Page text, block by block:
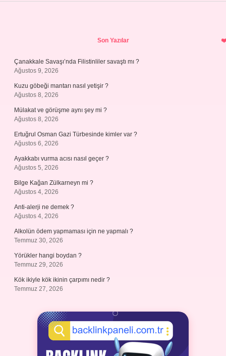
Son Yazılar
Çanakkale Savaşı’nda Filistinliler savaştı mı ?
Ağustos 9, 2026
Kuzu göbeği mantarı nasıl yetişir ?
Ağustos 8, 2026
Mülakat ve görüşme aynı şey mi ?
Ağustos 8, 2026
Ertuğrul Osman Gazi Türbesinde kimler var ?
Ağustos 6, 2026
Ayakkabı vurma acısı nasıl geçer ?
Ağustos 5, 2026
Bilge Kağan Zülkarneyn mi ?
Ağustos 4, 2026
Anti-alerji ne demek ?
Ağustos 4, 2026
Alkolün ödem yapmaması için ne yapmalı ?
Temmuz 30, 2026
Yörükler hangi boydan ?
Temmuz 29, 2026
Kök ikiyle kök ikinin çarpımı nedir ?
Temmuz 27, 2026